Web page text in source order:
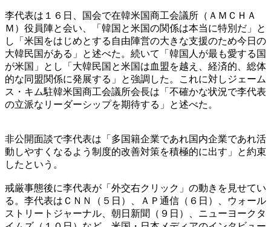
李代表は１６日、国会で在韓米国商工会議所（ＡＭＣＨＡ
Ｍ）役員陣と会い、「韓国と米国の関係は本当に特別だ」と
し「米国をはじめとする自由陣営の大きな支援のため今日の
大韓民国がある」と述べた。続いて「韓国人が最も愛する国
が米国」とし「大韓民国と米国は血盟を越え、経済的、総体
的な同盟関係に発展する」と強調した。これに対しジェーム
ス・キム駐韓米国商工会議所会長は「不確かな状況で李代表
の立派なリーダーシップを期待する」と述べた。
非公開面談で李代表は「多国籍企業であれ国内企業であれ活
動しやすくなるよう制度的改善対策を積極的に出す」と約束
したという。
戒厳事態後に李代表が「外交右クリック」の動きを見せてい
る。李代表はＣＮＮ（５日）、ＡＰ通信（６日）、ウォール
ストリートジャーナル、朝日新聞（９日）、ニューヨークタ